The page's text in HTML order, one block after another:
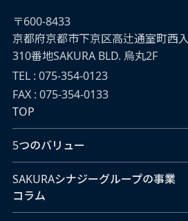
〒600-8433
京都府京都市下京区高辻通室町西
310番地SAKURA BLD. 烏丸2F
TEL : 075-354-0123
FAX : 075-354-0133
TOP
5つのバリュー
SAKURAシナジーグループの事業
コラム